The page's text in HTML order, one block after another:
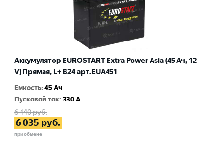
Аккумулятор EUROSTART Extra Power Asia (45 Ач, 12
V) Прямая, L+ B24 арт.EUA451
Емкость:45 Ач
Пусковой ток:330 A
6 440руб.
6 035 руб.
при обмене